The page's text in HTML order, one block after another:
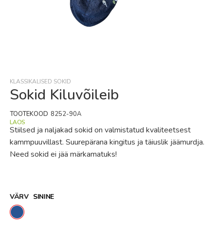
of
the
gallery
KLASSIKALISED SOKID
Sokid Kiluvõileib
Stiilsed ja naljakad sokid on valmistatud kvaliteetsest
kammpuuvillast. Suurepärana kingitus ja täiuslik jäämurdja.
Need sokid ei jää märkamatuks!
LAOS
TOOTEKOOD 8252-90A
VÄRV SININE